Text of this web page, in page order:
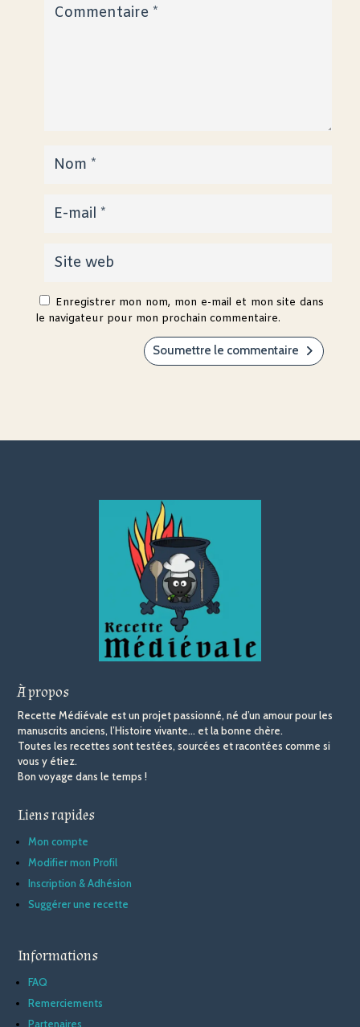
Enregistrer mon nom, mon e-mail et mon site dans
le navigateur pour mon prochain commentaire.
Soumettre le commentaire
À propos
Recette Médiévale est un projet passionné, né d’un amour pour les
manuscrits anciens, l’Histoire vivante… et la bonne chère.
Toutes les recettes sont testées, sourcées et racontées comme si
vous y étiez.
Bon voyage dans le temps !
Liens rapides
Mon compte
Modifier mon Profil
Inscription & Adhésion
Suggérer une recette
Informations
FAQ
Remerciements
Partenaires